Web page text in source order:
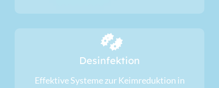
Desinfektion
Effektive Systeme zur Keimreduktion in